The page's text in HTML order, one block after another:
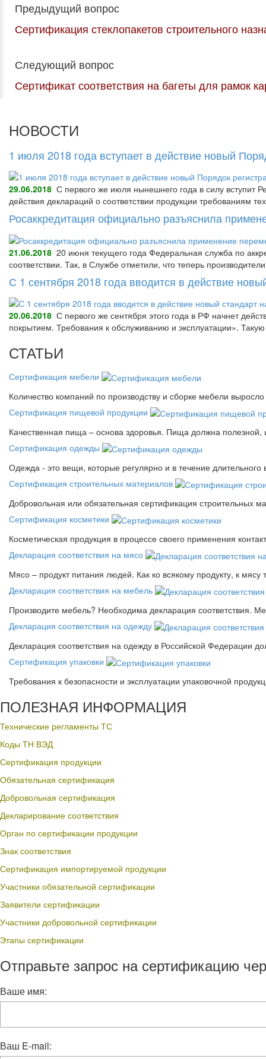
Предыдущий вопрос
Сертификация стеклопакетов строительного
Следующий вопрос
Сертификат соответствия на багеты для рамок
НОВОСТИ
1 июля 2018 года вступает в действие новый
29.06.2018 С первого же июля нынешнего года в силу вступит
действия деклараций о соответствии продукции требованиям
Росаккредитация официально разъяснила
21.06.2018 20 июня текущего года Федеральная служба по
соответствии. Так, в Службе отметили, что теперь
С 1 сентября 2018 года вводится в действие
20.06.2018 С первого же сентября этого года в РФ начнет
покрытием. Требования к обслуживанию и эксплуатации».
СТАТЬИ
Сертификация мебели
Количество компаний по производству и сборке мебели
Сертификация пищевой продукции
Качественная пища – основа здоровья. Пища должна
Сертификация одежды
Одежда - это вещи, которые регулярно и в течение
Сертификация строительных материалов
Добровольная или обязательная сертификация строительных
Сертификация косметики
Косметическая продукция в процессе своего применения
Декларация соответствия на мясо
Мясо – продукт питания людей. Как ко всякому продукту, к мясу
Декларация соответствия на мебель
Производите мебель? Необходима декларация соответствия.
Декларация соответствия на одежду
Декларация соответствия на одежду в Российской Федерации
Сертификация упаковки
Требования к безопасности и эксплуатации упаковочной
ПОЛЕЗНАЯ ИНФОРМАЦИЯ
Технические регламенты ТС
Коды ТН ВЭД
Сертификация продукции
Обязательная сертификация
Добровольная сертификация
Декларирование соответствия
Орган по сертификации продукции
Знак соответствия
Сертификация импортируемой продукции
Участники обязательной сертификации
Заявители сертификации
Участники добровольной сертификации
Этапы сертификации
Отправьте запрос на сертификацию
Ваше имя:
Ваш E-mail: